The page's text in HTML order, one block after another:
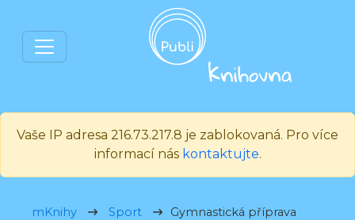
Vaše IP adresa 216.73.217.8 je zablokovaná. Pro více
informací nás kontaktujte.
mKnihy Sport Gymnastická příprava